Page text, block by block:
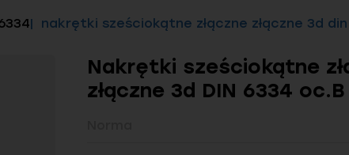
nakrętki sześciokątne złączne złączne 3d
Nakrętki sześciokątne
złączne 3d DIN 6334 oc.B